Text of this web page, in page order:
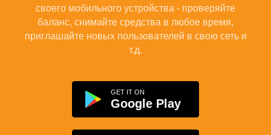
своего мобильного устройства - проверяйте
баланс, снимайте средства в любое время,
приглашайте новых пользователей в свою сеть и
т.д.
GET IT ON
Google Play